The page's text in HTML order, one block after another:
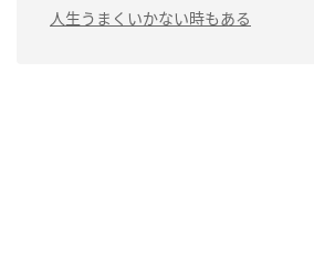
人生うまくいかない時もある